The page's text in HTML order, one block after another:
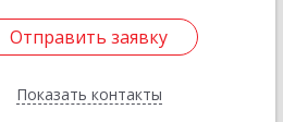
Отправить заявку
Показать контакты
Отправить заявку
Назад